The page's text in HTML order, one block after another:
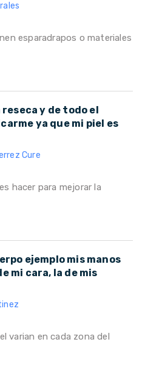
esparadrapos o materiales
y de todo el
ya que mi piel es
Cure
hacer para mejorar la
ejemplo mis manos
mi cara, la de mis
varian en cada zona del